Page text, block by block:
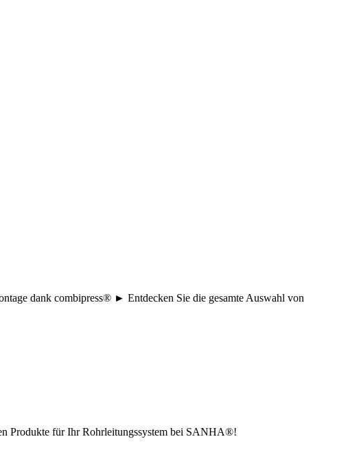
dank combipress® ► Entdecken Sie die gesamte Auswahl von
Produkte für Ihr Rohrleitungssystem bei SANHA®!